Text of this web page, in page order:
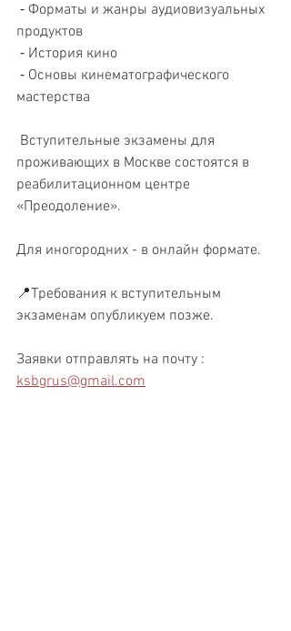
продуктов
⁃ История кино
мастерства
проживающих в Москве состоятся в
реабилитационном центре
«Преодоление».
Для иногородних - в онлайн формате.
📍Требования к вступительным
экзаменам опубликуем позже.
Заявки отправлять на почту :
ksbgrus@gmail.com